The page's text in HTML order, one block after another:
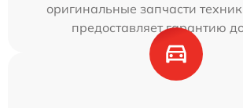
оригинальные запчасти
предоставляет гарантию